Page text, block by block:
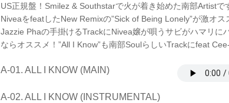
OF
BEING
LONELY
数
US正規盤！Smilez & Southstarで火が着き始めた南部Artistで
NiveaをfeatしたNew Remixの”Sick of Being Lonely”が激オ
Jazzie Phaの手掛けるTrackにNivea嬢が唄うサビがハマリ
ならオススメ！”All I Know”も南部SoulらしいTrackにfeat
A-01. ALL I KNOW (MAIN)
A-02. ALL I KNOW (INSTRUMENTAL)